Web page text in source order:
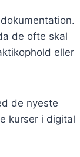
de ofte skal
eller
de nyeste
kurser i digital